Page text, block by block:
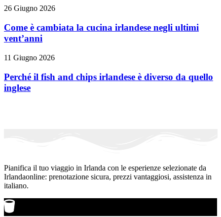
26 Giugno 2026
Come è cambiata la cucina irlandese negli ultimi
vent’anni
11 Giugno 2026
Perché il fish and chips irlandese è diverso da quello
inglese
Pianifica il tuo viaggio in Irlanda con le esperienze selezionate da
Irlandaonline: prenotazione sicura, prezzi vantaggiosi, assistenza in
italiano.